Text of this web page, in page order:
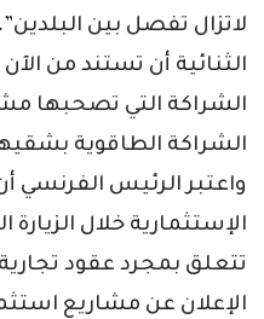
لاتزال تفصل بين
الثنائية أن تستند من
الشراكة التي تصحبها
الشراكة الطاقوية
واعتبر الرئيس الفرنسي
الإستثمارية خلال الزيارة
تتعلق بمجرد عقود
الإعلان عن مشاريع